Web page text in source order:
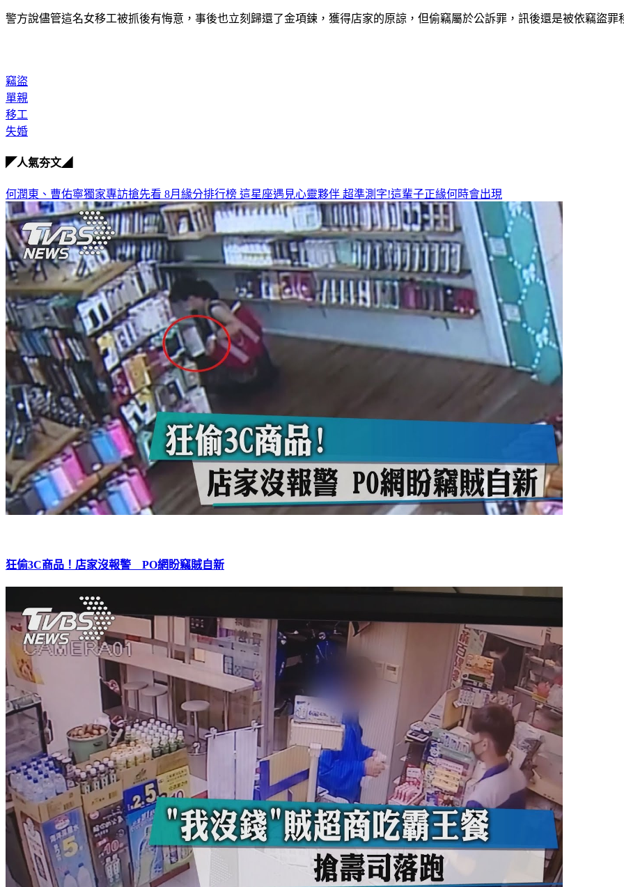
警方說儘管這名女移工被抓後有悔意，事後也立刻歸還了金項鍊，獲得店家的原諒，但偷竊屬於公訴罪，訊後還是被依竊盜罪
竊盜
單親
移工
失婚
◤人氣夯文◢
何潤東、曹佑寧獨家專訪搶先看 8月緣分排行榜 這星座遇見心靈夥伴 超準測字!這輩子正緣何時會出現
狂偷3C商品！店家沒報警 PO網盼竊賊自新